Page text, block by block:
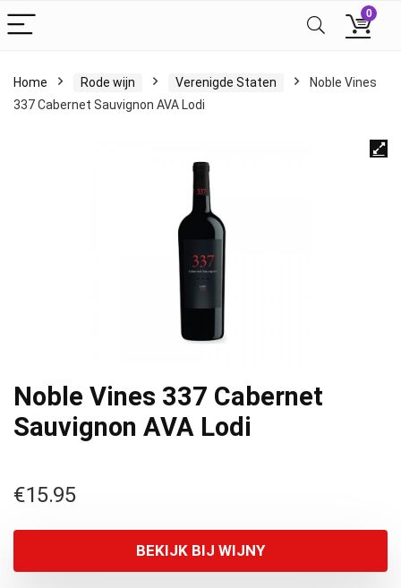
0
Home Rode wijn Verenigde Staten
Noble Vines
337 Cabernet Sauvignon AVA Lodi
Noble Vines 337 Cabernet
Sauvignon AVA Lodi
€15.95
BEKIJK BIJ WIJNY